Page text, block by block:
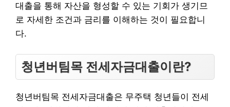
대출을 통해 자산을 형성할 수 있는 기회가 생기므
로 자세한 조건과 금리를 이해하는 것이 필요합니
다.
청년버팀목 전세자금대출이란?
청년버팀목 전세자금대출은 무주택 청년들이 전세